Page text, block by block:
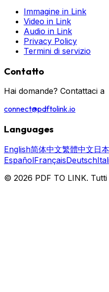
Immagine in Link
Video in Link
Audio in Link
Privacy Policy
Termini di servizio
Contatto
Hai domande? Contattaci a
connect@pdftolink.io
Languages
English简体中文繁體中文日
EspañolFrançaisDeutsch
© 2026 PDF TO LINK. Tutti